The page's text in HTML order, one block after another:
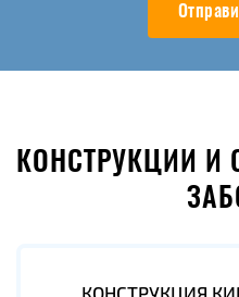
КОНСТРУКЦИИ И